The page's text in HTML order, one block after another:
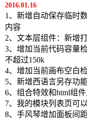
2016.01.16
1、新增自动保存临时
内容
2、文本层组件：新增
3、增加当前代码容量
不超过150k
4、增加当前画布空白
5、新增西语言另存功
6、组合特效和html组
7、我的模块列表页可
8、手风琴增加面板间